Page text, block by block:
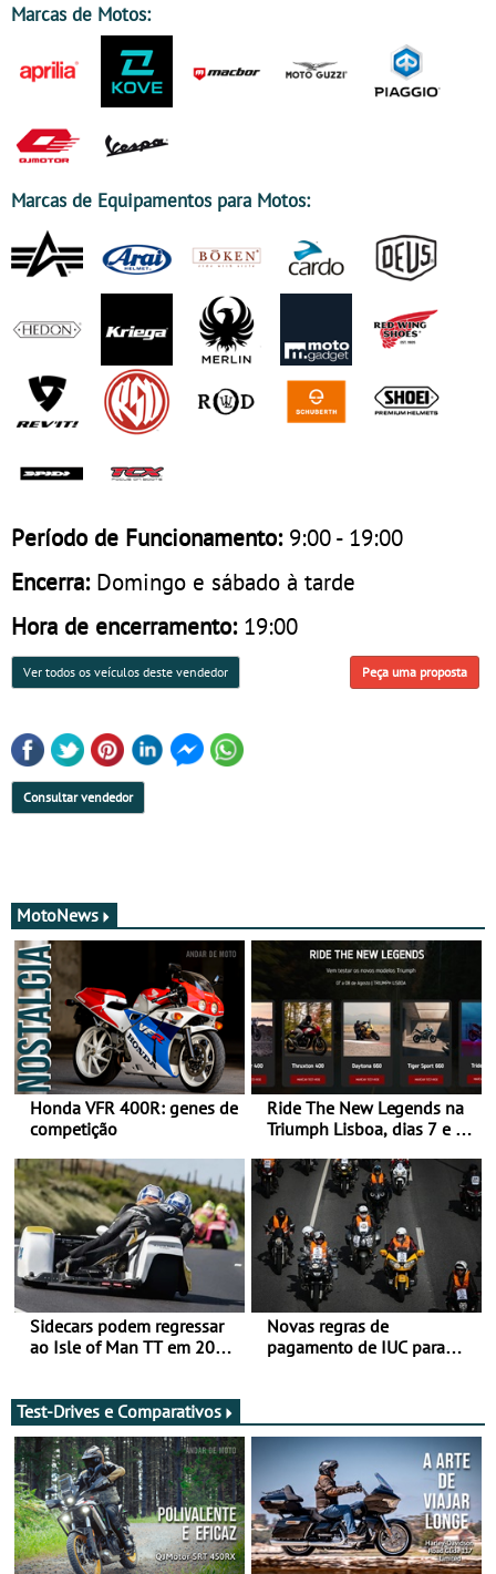
Marcas de Motos:
Marcas de Equipamentos para Motos:
Período de Funcionamento: 9:00 - 19:00
Encerra: Domingo e sábado à tarde
Hora de encerramento: 19:00
Ver todos os veículos deste vendedor Peça uma proposta
Consultar vendedor
MotoNews
Honda VFR 400R: genes de
competição
Ride The New Legends na
Triumph Lisboa, dias 7 e 8
Sidecars podem regressar
ao Isle of Man TT em 2027
Novas regras de
pagamento de IUC para
Test-Drives e Comparativos